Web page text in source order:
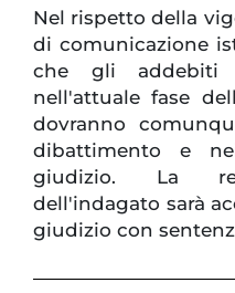
Nel rispetto della
di comunicazione
che gli addebiti
nell'attuale fase
dovranno
dibattimento e
giudizio. La
dell'indagato sarà
giudizio con